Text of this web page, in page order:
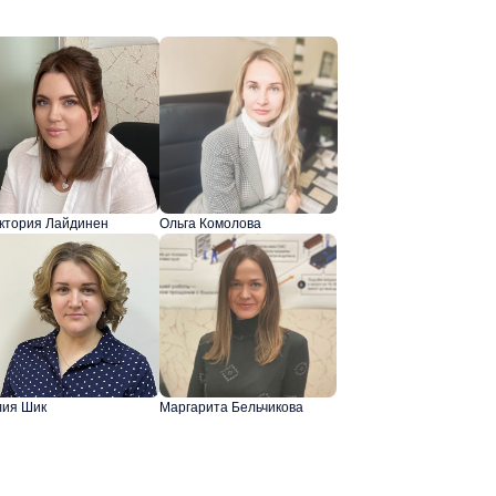
Лайдинен Ольга Комолова
Шик Маргарита Бельчикова